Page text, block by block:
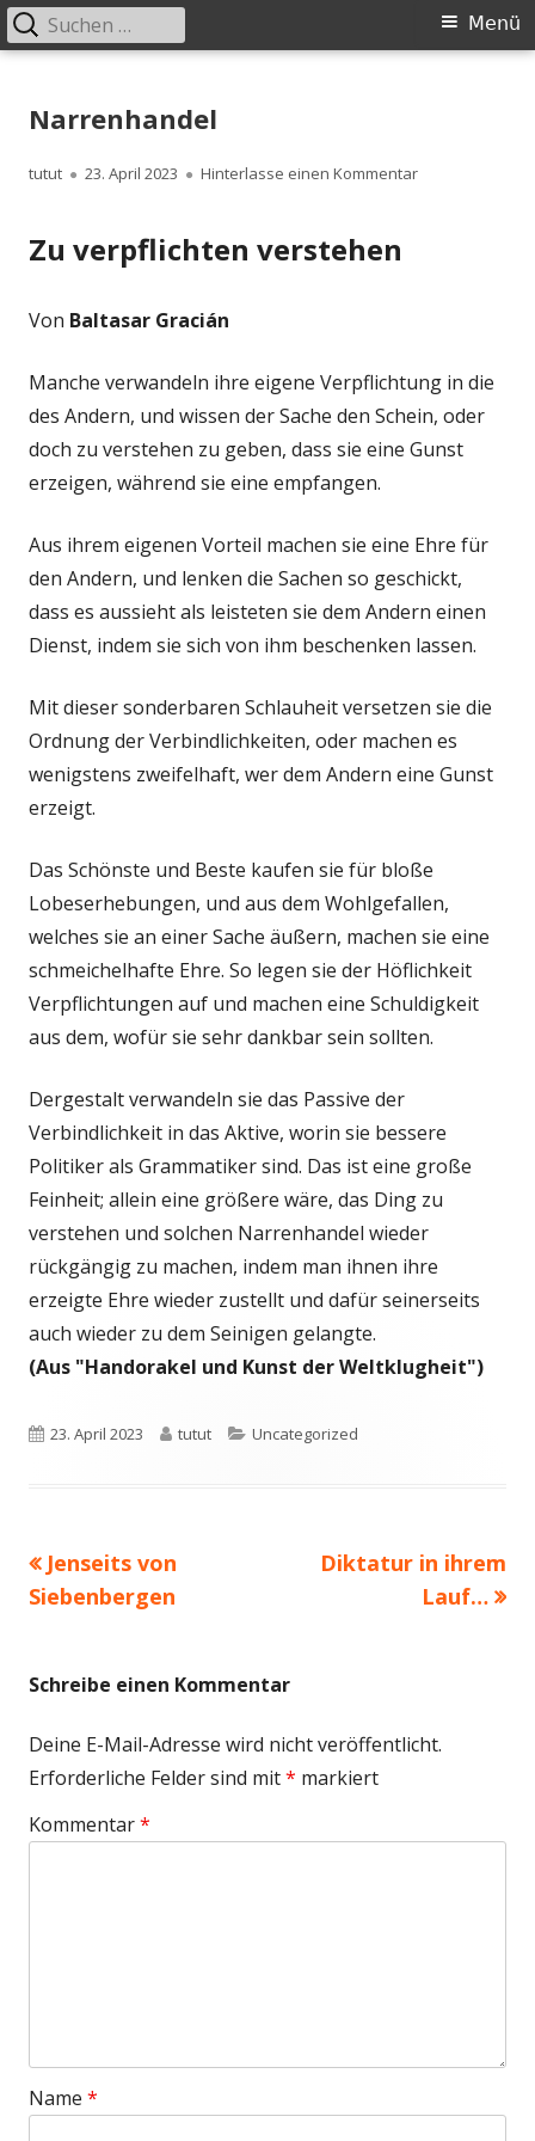
zum
Primäres
Menü
Suchen
nach:
Narrenhandel
Autor
tutut
Veröffentlicht
23. April 2023 Hinterlasse einen Kommentarzu
Zu verpflichten verstehen
Von Baltasar Gracián
Manche verwandeln ihre eigene Verpflichtung in die
des Andern, und wissen der Sache den Schein, oder
doch zu verstehen zu geben, dass sie eine Gunst
erzeigen, während sie eine empfangen.
Aus ihrem eigenen Vorteil machen sie eine Ehre für
den Andern, und lenken die Sachen so geschickt,
dass es aussieht als leisteten sie dem Andern einen
Dienst, indem sie sich von ihm beschenken lassen.
Mit dieser sonderbaren Schlauheit versetzen sie die
Ordnung der Verbindlichkeiten, oder machen es
wenigstens zweifelhaft, wer dem Andern eine Gunst
erzeigt.
Das Schönste und Beste kaufen sie für bloße
Lobeserhebungen, und aus dem Wohlgefallen,
welches sie an einer Sache äußern, machen sie eine
schmeichelhafte Ehre. So legen sie der Höflichkeit
Verpflichtungen auf und machen eine Schuldigkeit
aus dem, wofür sie sehr dankbar sein sollten.
Dergestalt verwandeln sie das Passive der
Verbindlichkeit in das Aktive, worin sie bessere
Politiker als Grammatiker sind. Das ist eine große
Feinheit; allein eine größere wäre, das Ding zu
verstehen und solchen Narrenhandel wieder
rückgängig zu machen, indem man ihnen ihre
erzeigte Ehre wieder zustellt und dafür seinerseits
auch wieder zu dem Seinigen gelangte.
(Aus "Handorakel und Kunst der Weltklugheit")
Veröffentlicht
23. April 2023 Autor
tutut Kategorien
Uncategorized
Beitragsnavigation
Vorheriger
Beitrag:
Jenseits von
Siebenbergen
Nächster
Diktatur in ihrem
Lauf…
Schreibe einen Kommentar
Deine E-Mail-Adresse wird nicht veröffentlicht.
Erforderliche Felder sind mit* markiert
Kommentar*
Name *